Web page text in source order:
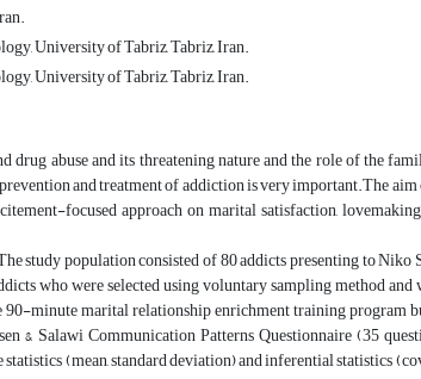
University of Tabriz, Tabriz, Iran.
University of Tabriz, Tabriz, Iran.
abuse and its threatening nature and the role of the
and treatment of addiction is very important.The aim
focused approach on marital satisfaction,
study population consisted of 80 addicts presenting to Niko
who were selected using voluntary sampling method
minute marital relationship enrichment training program
& Salawi Communication Patterns Questionnaire (35
(mean, standard deviation) and inferential statistics